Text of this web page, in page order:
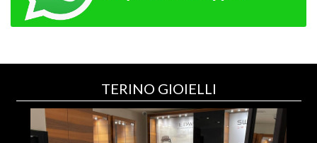
TERINO GIOIELLI